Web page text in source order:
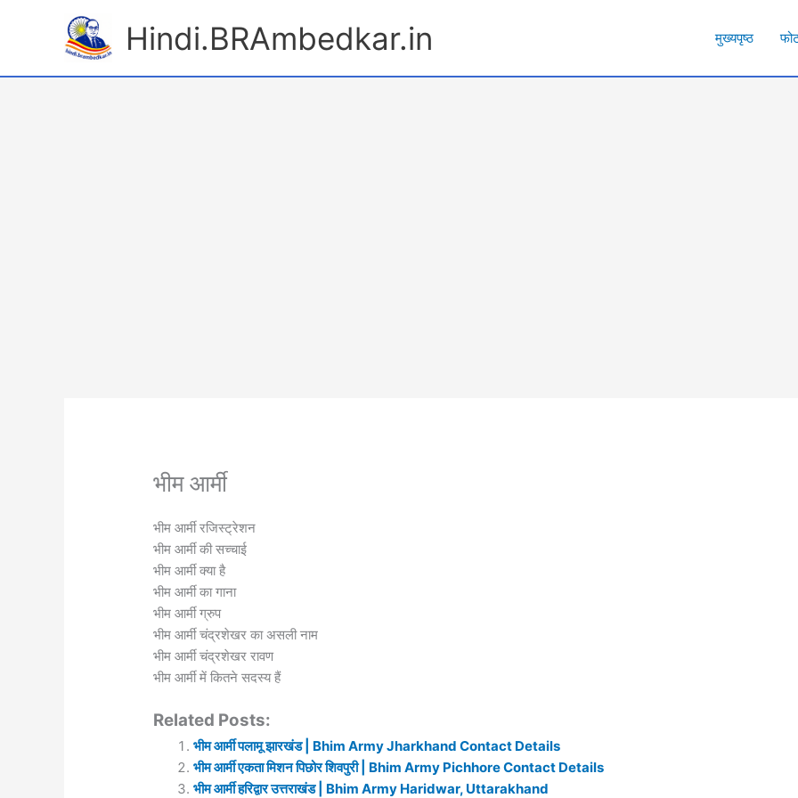
Hindi.BRAmbedkar.in मुख्यपृष्ठ
भीम आर्मी
भीम आर्मी रजिस्ट्रेशन
भीम आर्मी की सच्चाई
भीम आर्मी क्या है
भीम आर्मी का गाना
भीम आर्मी ग्रुप
भीम आर्मी चंद्रशेखर का असली नाम
भीम आर्मी चंद्रशेखर रावण
भीम आर्मी में कितने सदस्य हैं
Related Posts:
भीम आर्मी पलामू झारखंड | Bhim Army Jharkhand Contact Details
भीम आर्मी एकता मिशन पिछोर शिवपुरी | Bhim Army Pichhore Contact Details
भीम आर्मी हरिद्वार उत्तराखंड | Bhim Army Haridwar, Uttarakhand